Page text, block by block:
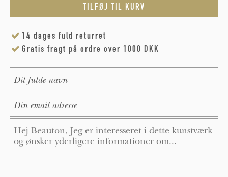
14 dages fuld returret
Gratis fragt på ordre over 1000 DKK